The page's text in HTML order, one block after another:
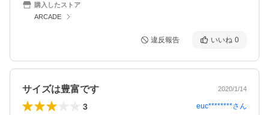
購入したストア
ARCADE
違反報告 いいね 0
サイズは豊富です 2020/1/14
3 euc********さん